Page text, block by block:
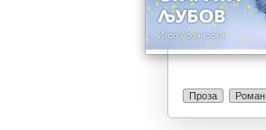
Проза Роман